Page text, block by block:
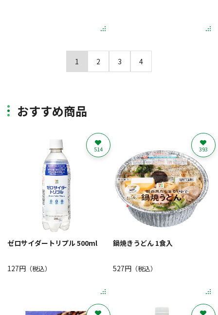
1 2 3 4
おすすめ商品
ゼロサイダートリプル 500ml
127円 （税込）
514
鍋焼きうどん 1食入
527円（税込）
393